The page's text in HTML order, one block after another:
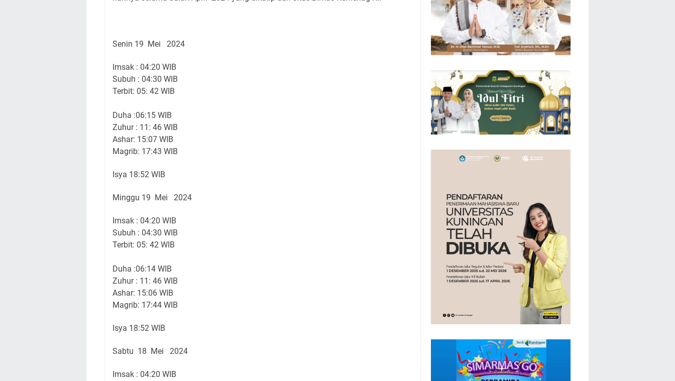
Senin 19 Mei 2024
Imsak : 04:20 WIB
Subuh : 04:30 WIB
Terbit: 05: 42 WIB
Duha :06:15 WIB
Zuhur : 11: 46 WIB
Ashar: 15:07 WIB
Magrib: 17:43 WIB
Isya 18:52 WIB
Minggu 19 Mei 2024
Imsak : 04:20 WIB
Subuh : 04:30 WIB
Terbit: 05: 42 WIB
Duha :06:14 WIB
Zuhur : 11: 46 WIB
Ashar: 15:06 WIB
Magrib: 17:44 WIB
Isya 18:52 WIB
Sabtu 18 Mei 2024
Imsak : 04:20 WIB